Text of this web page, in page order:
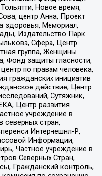
Новое время,
центр Анна, Проект
здоровья, Мемориал,
Издательство Парк
Сфера, Центр
группа, Женщины
Фонд защиты гласности,
по правам человека,
гражданских инициатив
действие, Центр
Сутяжник,
Центр развития
учреждение в
северных стран,
Интернешнл-Р,
Информации,
Частное учреждение в
Северных Стран,
Гражданский контроль,